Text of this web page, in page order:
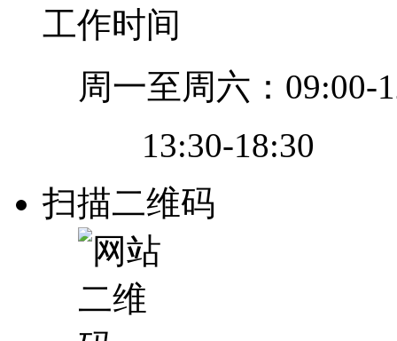
工作时间
周一至周六：09:00-
13:30-18:30
扫描二维码